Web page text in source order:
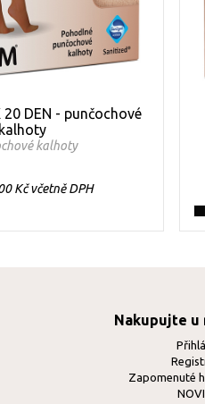
20 DEN - punčochové
kalhoty
kalhoty
Kč včetně DPH
Nakupujte u
Zapomenuté